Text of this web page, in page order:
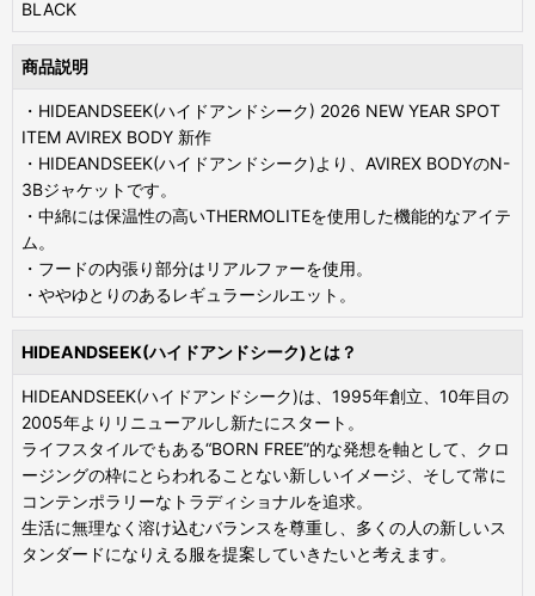
BLACK
商品説明
・HIDEANDSEEK(ハイドアンドシーク) 2026 NEW YEAR SPOT
ITEM AVIREX BODY 新作
・HIDEANDSEEK(ハイドアンドシーク)より、AVIREX BODYのN-
3Bジャケットです。
・中綿には保温性の高いTHERMOLITEを使用した機能的なアイテ
ム。
・フードの内張り部分はリアルファーを使用。
・ややゆとりのあるレギュラーシルエット。
HIDEANDSEEK(ハイドアンドシーク)とは？
HIDEANDSEEK(ハイドアンドシーク)は、1995年創立、10年目の
2005年よりリニューアルし新たにスタート。
ライフスタイルでもある“BORN FREE”的な発想を軸として、クロ
ージングの枠にとらわれることない新しいイメージ、そして常に
コンテンポラリーなトラディショナルを追求。
生活に無理なく溶け込むバランスを尊重し、多くの人の新しいス
タンダードになりえる服を提案していきたいと考えます。